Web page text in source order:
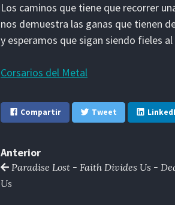
Los caminos que tiene que recorrer
nos demuestra las ganas que tienen
y esperamos que sigan siendo fieles
Corsarios del Metal
Compartir Tweet
Anterior
Paradise Lost - Faith Divides Us -
Us